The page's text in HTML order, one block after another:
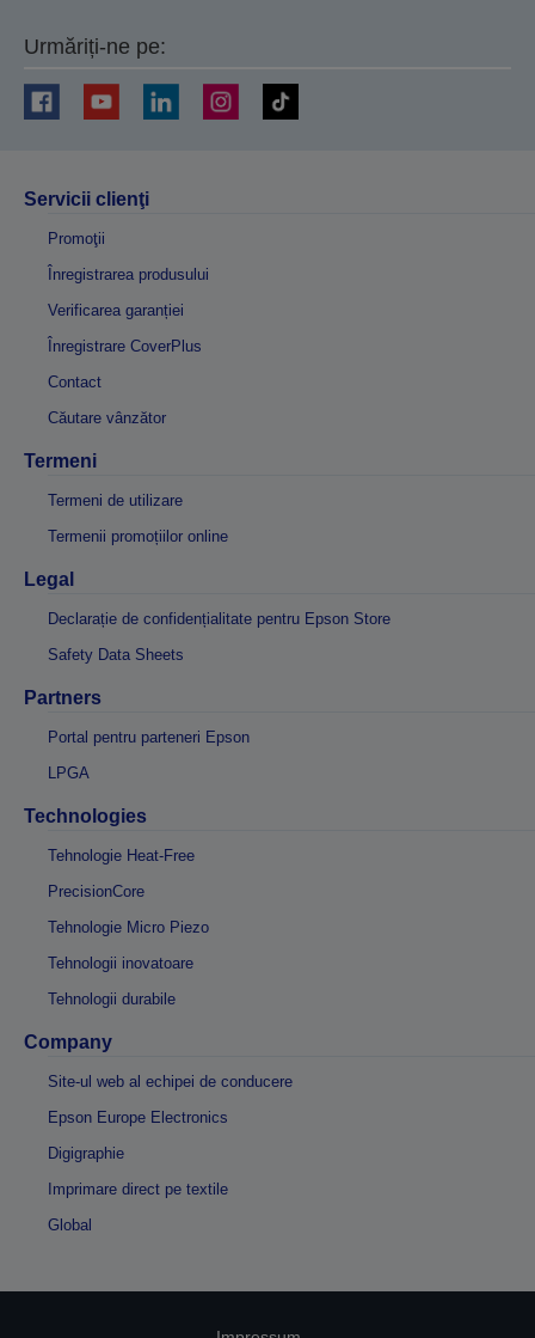
Urmăriți-ne pe:
Servicii clienţi
Promoţii
Înregistrarea produsului
Verificarea garanției
Înregistrare CoverPlus
Contact
Căutare vânzător
Termeni
Termeni de utilizare
Termenii promoțiilor online
Legal
Declarație de confidențialitate pentru Epson Store
Safety Data Sheets
Partners
Portal pentru parteneri Epson
LPGA
Technologies
Tehnologie Heat-Free
PrecisionCore
Tehnologie Micro Piezo
Tehnologii inovatoare
Tehnologii durabile
Company
Site-ul web al echipei de conducere
Epson Europe Electronics
Digigraphie
Imprimare direct pe textile
Global